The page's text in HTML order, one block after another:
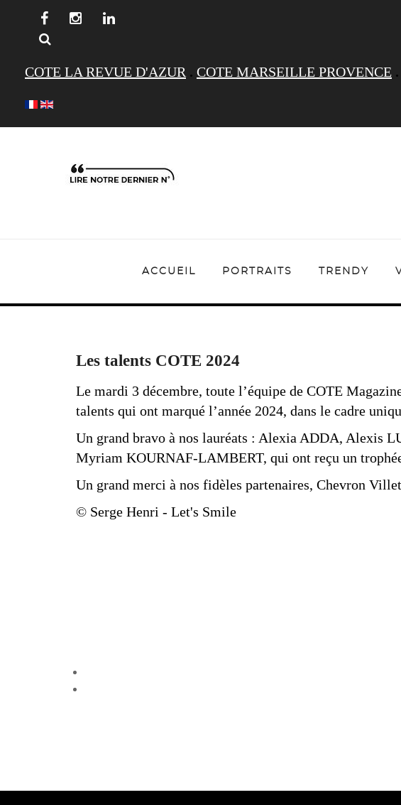
COTE LA REVUE D'AZUR . COTE MARSEILLE PROVENCE .
ACCUEIL PORTRAITS TRENDY
Les talents COTE 2024
Le mardi 3 décembre, toute l’équipe de COTE
talents qui ont marqué l’année 2024, dans le cadre
Un grand bravo à nos lauréats : Alexia ADDA, Alexis
Myriam KOURNAF-LAMBERT, qui ont reçu un
Un grand merci à nos fidèles partenaires, Chevron
© Serge Henri - Let's Smile